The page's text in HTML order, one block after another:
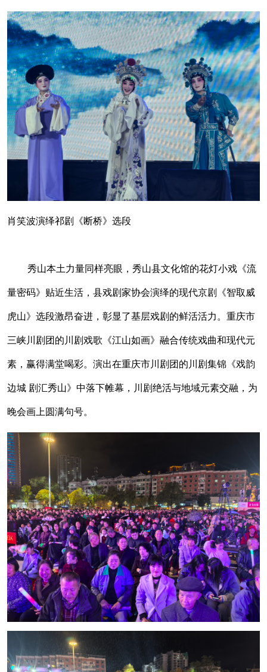
肖笑波演绎祁剧《断桥》选段
秀山本土力量同样亮眼，秀山县文化馆的花灯小戏《流
量密码》贴近生活，县戏剧家协会演绎的现代京剧《智取威
虎山》选段激昂奋进，彰显了基层戏剧的鲜活活力。重庆市
三峡川剧团的川剧戏歌《江山如画》融合传统戏曲和现代元
素，赢得满堂喝彩。演出在重庆市川剧团的川剧集锦《戏韵
边城 剧汇秀山》中落下帷幕，川剧绝活与地域元素交融，为
晚会画上圆满句号。